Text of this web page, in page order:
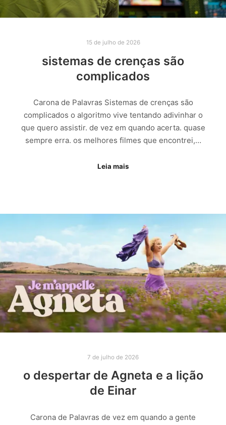
15 de julho de 2026
sistemas de crenças são
complicados
Carona de Palavras Sistemas de crenças são
complicados o algoritmo vive tentando adivinhar o
que quero assistir. de vez em quando acerta. quase
sempre erra. os melhores filmes que encontrei,…
Leia mais
7 de julho de 2026
o despertar de Agneta e a lição
de Einar
Carona de Palavras de vez em quando a gente